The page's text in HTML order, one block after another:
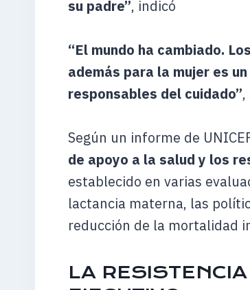
su padre”, indicó
“El mundo ha cambiado.
además para la mujer es
responsables del cuidado”
Según un informe de
de apoyo a la salud y los
establecido en varias
lactancia materna, las
reducción de la mortalidad
LA